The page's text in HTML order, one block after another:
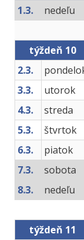
1.3.
nedeľu
týždeň 10
2.3.
3.3.
utorok
4.3.
streda
5.3.
štvrtok
6.3.
piatok
7.3.
sobota
8.3.
nedeľu
týždeň 11